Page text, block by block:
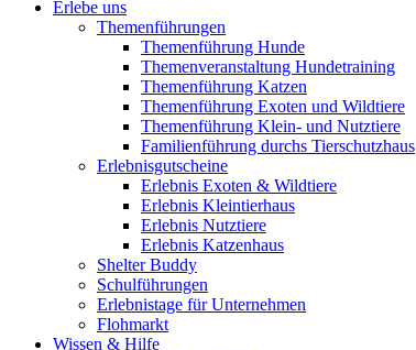
Erlebe uns
Themenführungen
Themenführung Hunde
Themenveranstaltung Hundetraining
Themenführung Katzen
Themenführung Exoten und Wildtiere
Themenführung Klein- und Nutztiere
Familienführung durchs Tierschutzhaus
Erlebnisgutscheine
Erlebnis Exoten & Wildtiere
Erlebnis Kleintierhaus
Erlebnis Nutztiere
Erlebnis Katzenhaus
Shelter Buddy
Schulführungen
Erlebnistage für Unternehmen
Flohmarkt
Wissen & Hilfe